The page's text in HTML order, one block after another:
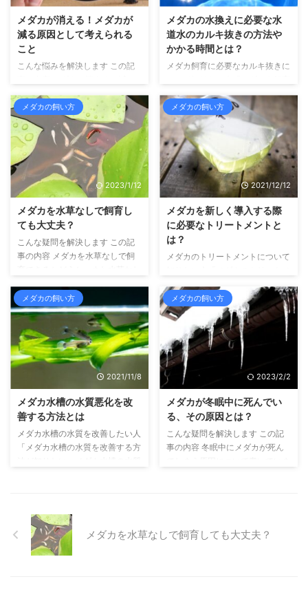
メダカが消える！メダカが
減る原因として考えられる
こと
こんな悩みを解決します この記
てしまう原因について書いていま
す こんにちは、せいじです。 メ
ダカや金魚、ウーパールーパーと
いった、水の中で生活する生き物
を中心に飼育しています。 さ
て、屋外でメダカを飼育している
と、なんだか数が少なくなった
な、と感じることがあるかもしれ
ません。 あきらかにメダカの数
が減ったりすることがありますよ
ね。 なにが起こっているんだ！
神隠し？そんなふうに思うかもし
れませんが、消えるには原因があ
メダカが消えたようにいなくなっ
て ...
メダカの水換えに必要な水
道水のカルキ抜きの方法や
かかる時間とは？
メダカ飼育に必要なカルキ抜きに
するために、水道水のカルキ抜き
について知りたい。メダカを飼育
するにあたっては、水道水を使用
するのがベストだと聞いた。で
も、水道水はカルキを抜かないと
使用できないんだよね？どうやっ
たらカルキを抜くことができるの
かな？」 こんな疑問を解決しま
す この記事の内容 メダカ飼育で
使用する水道水のカルキを抜く方
法や、抜く理由について書いてい
ます こんにちは、せいじです。
メダカや金魚、ウーパールーパー
物を中心に飼育しています。 ...
メダカの飼い方
2023/1/12
メダカを水草なしで飼育し
ても大丈夫？
こんな疑問を解決します この記
事の内容 メダカを水草なしで飼
いて書いています こんにちは、
せいじです。 メダカや金魚、ウ
ーパールーパーといった、水の中
で生活する生き物を中心に飼育し
ています。 さて、メダカを飼育
するにあたっては、水草を入れて
飼育するイメージがあると思いま
場合は、水草がなくてはならない
ものに近いぐらい、メリットをも
たらしてくれます。 しかし、絶
対に水草がないと飼育できない
メダカの飼い方
2021/12/12
メダカを新しく導入する際
に必要なトリートメントと
は？
メダカのトリートメントについて
ントについて知りたい。メダカを
新しく飼うときに、トリートメン
トを必ずしないといけないって聞
いた。トリートメントってなに？
どうして必要なの？具体的な方法
もふくめて知りたいな」 こんな
疑問を解決します この記事の内
容 メダカのトリートメントにつ
いて詳しく書いています こんに
ちは、せいじです。 メダカや金
魚、ウーパールーパーといった、
水の中で生活する生き物を中心に
飼育しています。 さて、メダカ
メダカの飼い方
2021/11/8
メダカ水槽の水質悪化を改
善する方法とは
メダカ水槽の水質を改善したい人
「メダカ水槽の水質を改善する方
ようにしたいんだけれど」 こん
な悩みを解決します この記事の
内容 メダカ水槽の水質を改善す
る方法について書いています こ
メダカの飼い方
2023/2/2
メダカが冬眠中に死んでい
る、その原因とは？
こんな疑問を解決します この記
事の内容 冬眠中にメダカが死ん
て、メダカを屋外で冬眠させ、冬
越しをさせようとしたところ、元
メダカを水草なしで飼育しても大丈夫？